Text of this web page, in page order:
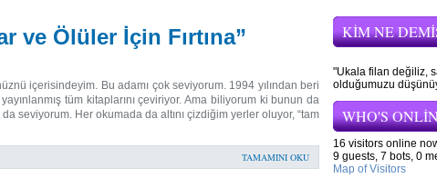
ve Ölüler İçin Fırtına”
içerisindeyim. Bu adamı çok seviyorum. 1994 yılından beri
tüm kitaplarını çeviriyor. Ama biliyorum ki bunun da
seviyorum. Her okumada da altını çizdiğim yerler oluyor, “tam
TAMAMINI OKU
KIM NE
"Ukala filan değiliz,
olduğumuzu
WHO'S
16 visitors online
9 guests, 7 bots, 0
Map of Visitors